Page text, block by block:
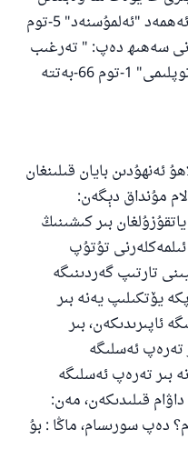
ئازاپلىنىدۇ» دەپ كەلگەن. [ئىمام ئەھمەد "ئەلمۇسنەد" 5-توم
سەھىھ دەپ: " تەرغىب
ۋە تەرھىبنىڭ سەھىھ ھەدىسلەر توپلىمى" 1-توم 66-بەتتە
ئەنھۇدىن بايان قىلىنغان
مۇنداق دېگەن:
بىر كىشىنىڭ
تۇتۇپ
تارتىپ گەردىنىگە
يۆتكىلىپ يەنە بىر
ئاپىرىدىكەن، بىر
تەرەپ ئەسلىگە
بىر تەرەپ ئەسلىگە
قىلىدىكەن، مەن:
دەپ سورىسام، ماڭا : بۇ